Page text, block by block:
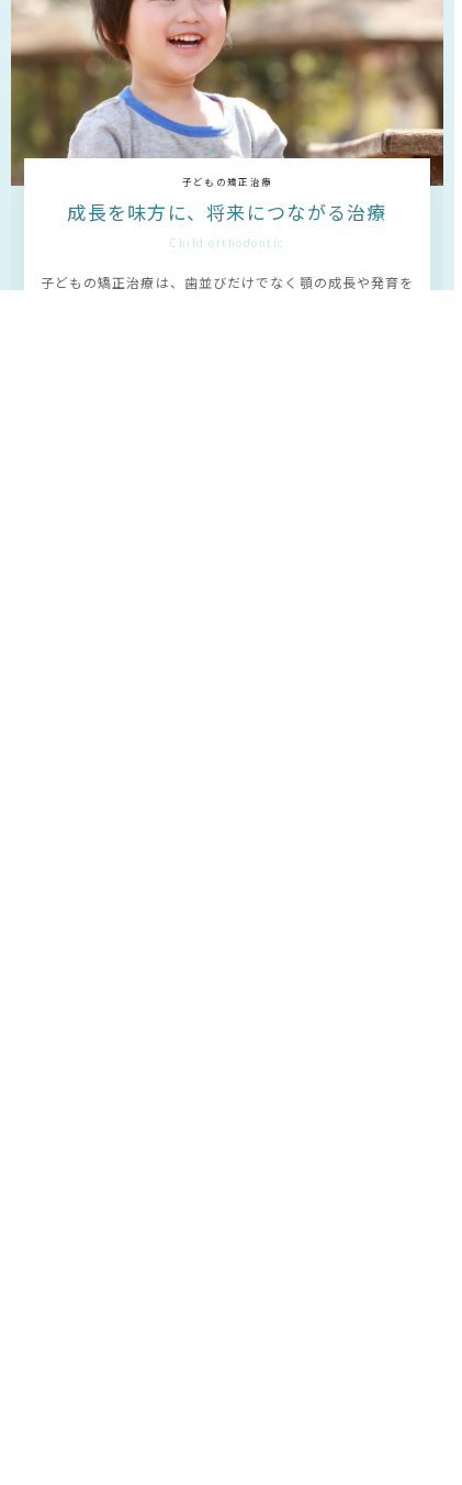
子どもの矯正治療
成長を味方に、将来につながる治療
Child orthodontic
子どもの矯正治療は、歯並びだけでなく顎の成長や発育を